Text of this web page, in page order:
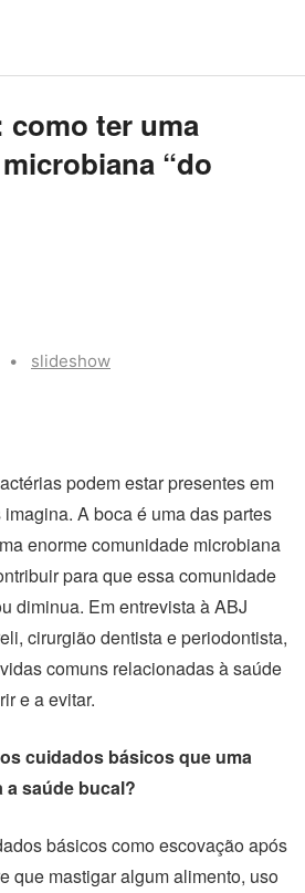
como ter uma
“do
Tags:
slideshow
podem estar presentes em
A boca é uma das partes
enorme comunidade microbiana
para que essa comunidade
diminua. Em entrevista à ABJ
cirurgião dentista e periodontista,
comuns relacionadas à saúde
e a evitar.
cuidados básicos que uma
a saúde bucal?
básicos como escovação após
que mastigar algum alimento, uso